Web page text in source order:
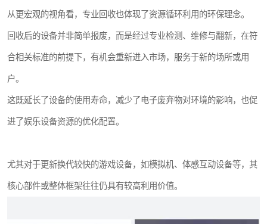
从更宏观的视角看，专业回收也体现了资源循环利用的环保理念。
回收后的设备并非简单报废，而是经过专业检测、维修与翻新，在符
合相关标准的前提下，有机会重新进入市场，服务于新的场所或用
户。
这既延长了设备的使用寿命，减少了电子废弃物对环境的影响，也促
进了娱乐设备资源的优化配置。
尤其对于更新换代较快的游戏设备，如模拟机、体感互动设备等，其
核心部件或整体框架往往仍具有较高利用价值。